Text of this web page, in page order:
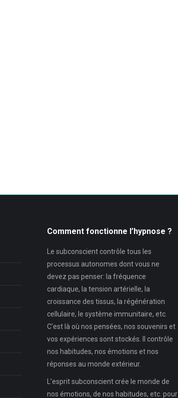
Comment fonctionne l’hypnose ?
Le subconscient contrôle tous les
processus autonomes dont vous ne
devez pas penser: la fréquence
cardiaque, la tension artérielle, la
croissance des tissus, la régénération
cellulaire, le système immunitaire, etc.
C’est là où nos pensées, nos souvenirs et
vos expériences sont stockés. Il contrôle
nos habitudes, nos émotions et nos
réponses au monde extérieur.
L’esprit subconscient crée le monde de
nos émotions, de nos habitudes, etc. pour